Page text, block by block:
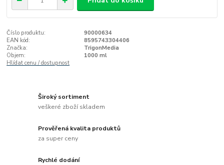
Číslo produktu:
90000634
EAN kód:
8595743304406
Značka:
TrigonMedia
Objem:
1000 ml
Hlídat cenu / dostupnost
Široký sortiment
veškeré zboží skladem
Prověřená kvalita produktů
za super ceny
Rychlé dodání